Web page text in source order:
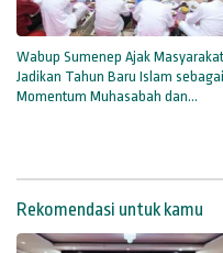
Wabup Sumenep Ajak Masyarakat
Jadikan Tahun Baru Islam sebagai
Momentum Muhasabah dan
Rekomendasi untuk kamu